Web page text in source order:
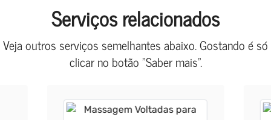
Serviços relacionados
Veja outros serviços semelhantes abaixo. Gostando é só
clicar no botão "Saber mais".